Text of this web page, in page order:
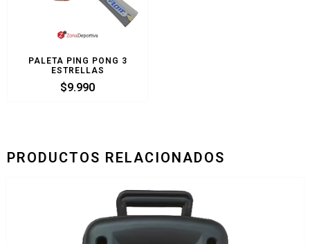
PALETA PING PONG 3
ESTRELLAS
$9.990
PRODUCTOS RELACIONADOS